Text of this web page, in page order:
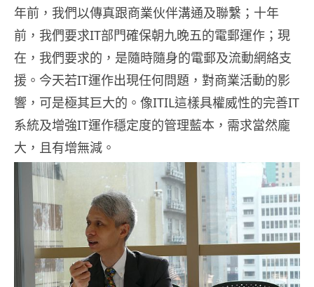
年前，我們以傳真跟商業伙伴溝通及聯繫；十年
前，我們要求IT部門確保朝九晚五的電郵運作；現
在，我們要求的，是隨時隨身的電郵及流動網絡支
援。今天若IT運作出現任何問題，對商業活動的影
響，可是極其巨大的。像ITIL這樣具權威性的完善IT
系統及增強IT運作穩定度的管理藍本，需求當然龐
大，且有增無減。